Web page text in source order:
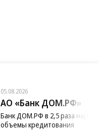
05.08.2026
АО «Банк ДОМ.РФ»
Банк ДОМ.РФ в 2,5 раза
объемы кредитования